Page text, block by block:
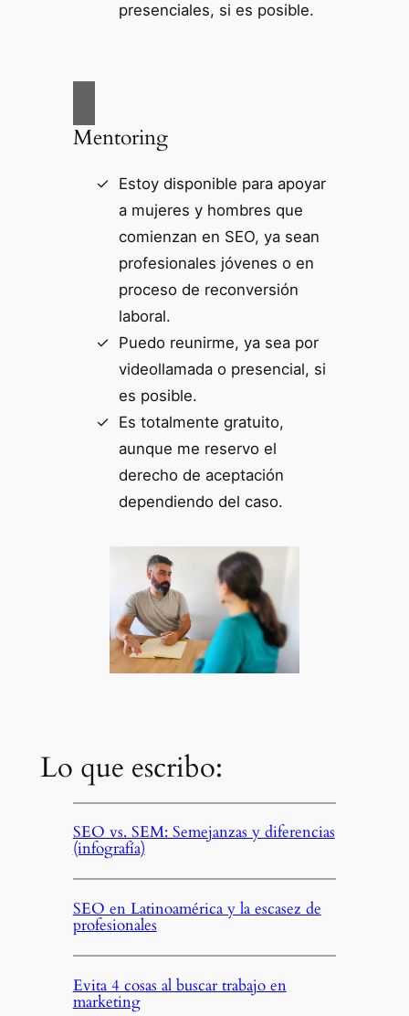
presenciales, si es posible.
Mentoring
Estoy disponible para apoyar
a mujeres y hombres que
comienzan en SEO, ya sean
profesionales jóvenes o en
proceso de reconversión
laboral.
Puedo reunirme, ya sea por
videollamada o presencial, si
es posible.
Es totalmente gratuito,
aunque me reservo el
derecho de aceptación
dependiendo del caso.
Lo que escribo:
SEO vs. SEM: Semejanzas y diferencias
(infografía)
SEO en Latinoamérica y la escasez de
profesionales
Evita 4 cosas al buscar trabajo en
marketing